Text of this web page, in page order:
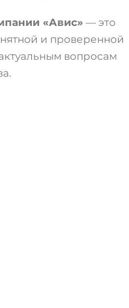
«Авис» — это
и проверенной
вопросам